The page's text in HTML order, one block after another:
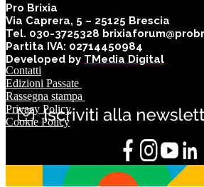
Pro Brixia
Via Caprera, 5 – 25125 Brescia
Tel. 030-3725328
Partita IVA: 02714450984
Developed by TMedia Digital
Contatti
Edizioni Passate
Rassegna stampa
Privacy Policy
Cookie Policy